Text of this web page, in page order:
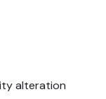
alteration